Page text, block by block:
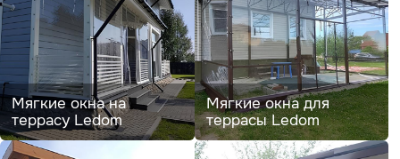
Мягкие окна на
террасу Ledom
Мягкие окна для
террасы Ledom